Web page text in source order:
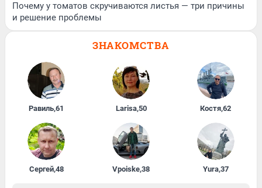
Почему у томатов скручиваются листья — три причины
и решение проблемы
ЗНАКОМСТВА
Равиль,61 Larisa,50 Костя,62
Сергей,48 Vpoiske,38 Yura,37